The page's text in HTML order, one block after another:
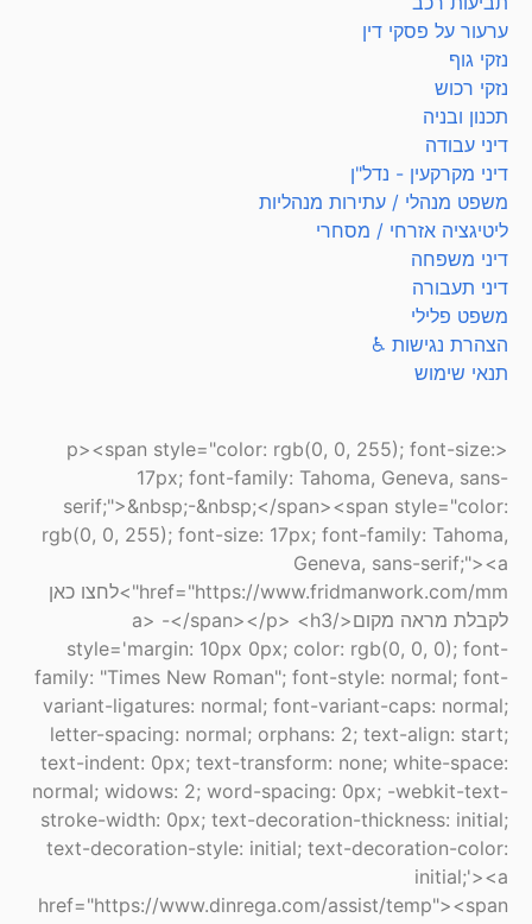
ערעור על פסקי דין
נזקי גוף
נזקי רכוש
תכנון ובניה
דיני עבודה
דיני מקרקעין - נדל"ן
משפט מנהלי / עתירות מנהליות
ליטיגציה אזרחי / מסחרי
דיני משפחה
דיני תעבורה
משפט פלילי
הצהרת נגישות ♿
תנאי שימוש
<p><span style="color: rgb(0, 0, 255); font-size:
17px; font-family: Tahoma, Geneva, sans-
serif;">&nbsp;-&nbsp;</span><span style="color:
rgb(0, 0, 255); font-size: 17px; font-family: Tahoma,
Geneva, sans-serif;"><a
href="https://www.fridmanwork.com/mm">לחצו כאן
לקבלת מראה מקום</a> -</span></p> <h3
style='margin: 10px 0px; color: rgb(0, 0, 0); font-
family: "Times New Roman"; font-style: normal; font-
variant-ligatures: normal; font-variant-caps: normal;
letter-spacing: normal; orphans: 2; text-align: start;
text-indent: 0px; text-transform: none; white-space:
normal; widows: 2; word-spacing: 0px; -webkit-text-
stroke-width: 0px; text-decoration-thickness: initial;
text-decoration-style: initial; text-decoration-color:
initial;'><a
href="https://www.dinrega.com/assist/temp"><span